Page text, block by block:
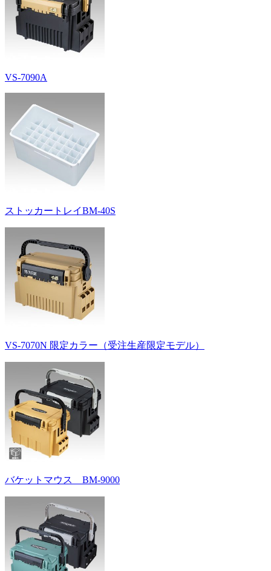
VS-7090A
ストッカートレイBM-40S
VS-7070N 限定カラー（受注生産限定モデル）
バケットマウス BM-9000